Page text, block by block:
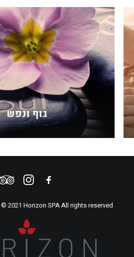
גוף ונפש
© 2021 Horizon SPA All rights reserved